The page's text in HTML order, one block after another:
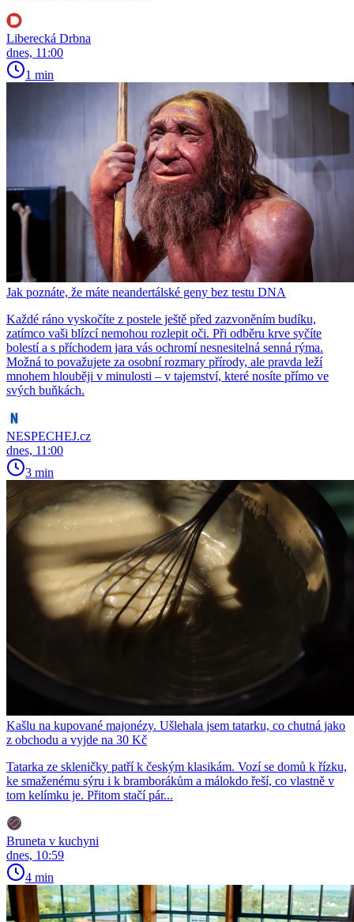
Liberecká Drbna
dnes, 11:00
1 min
Jak poznáte, že máte neandertálské geny bez testu DNA
Každé ráno vyskočíte z postele ještě před zazvoněním budíku,
zatímco vaši blízcí nemohou rozlepit oči. Při odběru krve syčíte
bolestí a s příchodem jara vás ochromí nesnesitelná senná rýma.
Možná to považujete za osobní rozmary přírody, ale pravda leží
mnohem hlouběji v minulosti – v tajemství, které nosíte přímo ve
svých buňkách.
NESPECHEJ.cz
dnes, 11:00
3 min
Kašlu na kupované majonézy. Ušlehala jsem tatarku, co chutná jako
z obchodu a vyjde na 30 Kč
Tatarka ze skleničky patří k českým klasikám. Vozí se domů k řízku,
ke smaženému sýru i k bramborákům a málokdo řeší, co vlastně v
tom kelímku je. Přitom stačí pár...
Bruneta v kuchyni
dnes, 10:59
4 min